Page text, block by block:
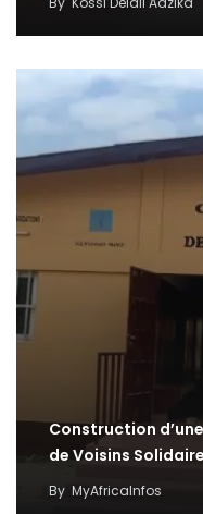
Construction
de Voisins
By MyAfricaInfos